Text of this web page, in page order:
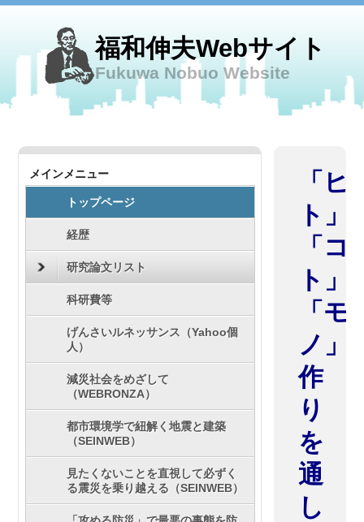
福和伸夫Webサイト
Fukuwa Nobuo Website
メインメニュー
トップページ
経歴
研究論文リスト
科研費等
げんさいルネッサンス（Yahoo個
人）
減災社会をめざして
（WEBRONZA）
都市環境学で紐解く地震と建築
（SEINWEB）
見たくないことを直視して必ずく
る震災を乗り越える（SEINWEB）
「ヒ
ト」
「コ
ト」
「モ
ノ」
作
り
を
通
し